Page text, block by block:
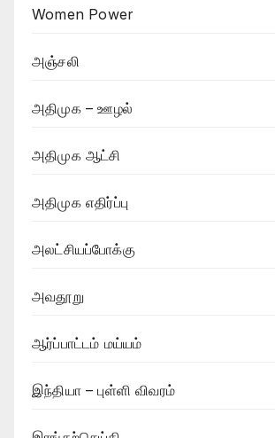
Women Power
அஞ்சலி
அதிமுக – ஊழல்
அதிமுக ஆட்சி
அதிமுக எதிர்ப்பு
அலட்சியப்போக்கு
அவதூறு
ஆர்ப்பாட்டம் மய்யம்
இந்தியா – புள்ளி விவரம்